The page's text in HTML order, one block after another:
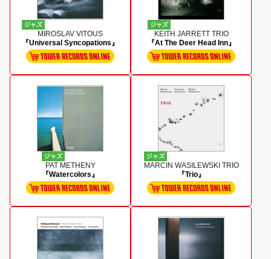
ジャズ
MIROSLAV VITOUS
『Universal Syncopations』
ジャズ
KEITH JARRETT TRIO
『At The Deer Head Inn』
ジャズ
PAT METHENY
『Watercolors』
ジャズ
MARCIN WASILEWSKI TRIO
『Trio』